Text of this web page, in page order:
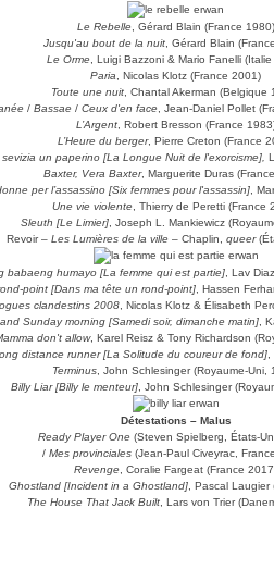
Le Rebelle, Gérard Blain (France 1980)
Jusqu'au bout de la nuit, Gérard Blain
Le Orme , Luigi Bazzoni & Mario Fanelli
Paria , Nicolas Klotz (France 2001)
Toute une nuit , Chantal Akerman (Belgique
/ Bassae/ Ceux d'en face, Jean-Daniel Pollet
L’Argent, Robert Bresson (France
L’Heure du berger, Pierre Creton (France
sevizia un paperino [La Longue Nuit de l'exorcisme],
Baxter, Vera Baxter, Marguerite Duras
per l’assassino [Six femmes pour l'assassin],
Une vie violente , Thierry de Peretti (France
Sleuth [Le Limier], Joseph L. Mankiewicz
Revoir – Les Lumières de la ville– Chaplin, queer
babaeng humayo [La femme qui est partie], Lav
point [Dans ma tête un rond-point], Hassen
clandestins 2008, Nicolas Klotz & Élisabeth
Sunday morning [Samedi soir, dimanche matin] ,
don't allow, Karel Reisz & Tony Richardson
distance runner [La Solitude du coureur de fond],
Terminus, John Schlesinger (Royaume-Uni,
Billy Liar [Billy le menteur], John Schlesinger
Détestations – Malus
Ready Player One(Steven Spielberg, États-
/ Mes provinciales (Jean-Paul Civeyrac,
Revenge , Coralie Fargeat (France
Ghostland [Incident in a Ghostland], Pascal Laugier
The House That Jack Built, Lars von Trier